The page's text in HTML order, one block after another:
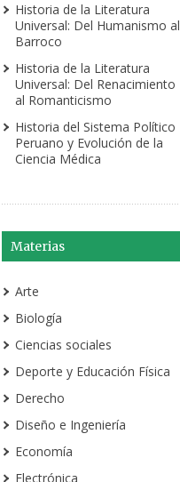
Historia de la Literatura
Universal: Del Humanismo al
Barroco
Historia de la Literatura
Universal: Del Renacimiento
al Romanticismo
Historia del Sistema Político
Peruano y Evolución de la
Ciencia Médica
Materias
Arte
Biología
Ciencias sociales
Deporte y Educación Física
Derecho
Diseño e Ingeniería
Economía
Electrónica